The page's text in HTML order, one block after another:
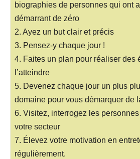
biographies de personnes qui ont
démarrant de zéro
2. Ayez un but clair et précis
3. Pensez-y chaque jour !
4. Faites un plan pour réaliser des
l’atteindre
5. Devenez chaque jour un plus
domaine pour vous démarquer de
6. Visitez, interrogez les
votre secteur
7. Élevez votre motivation en
régulièrement.